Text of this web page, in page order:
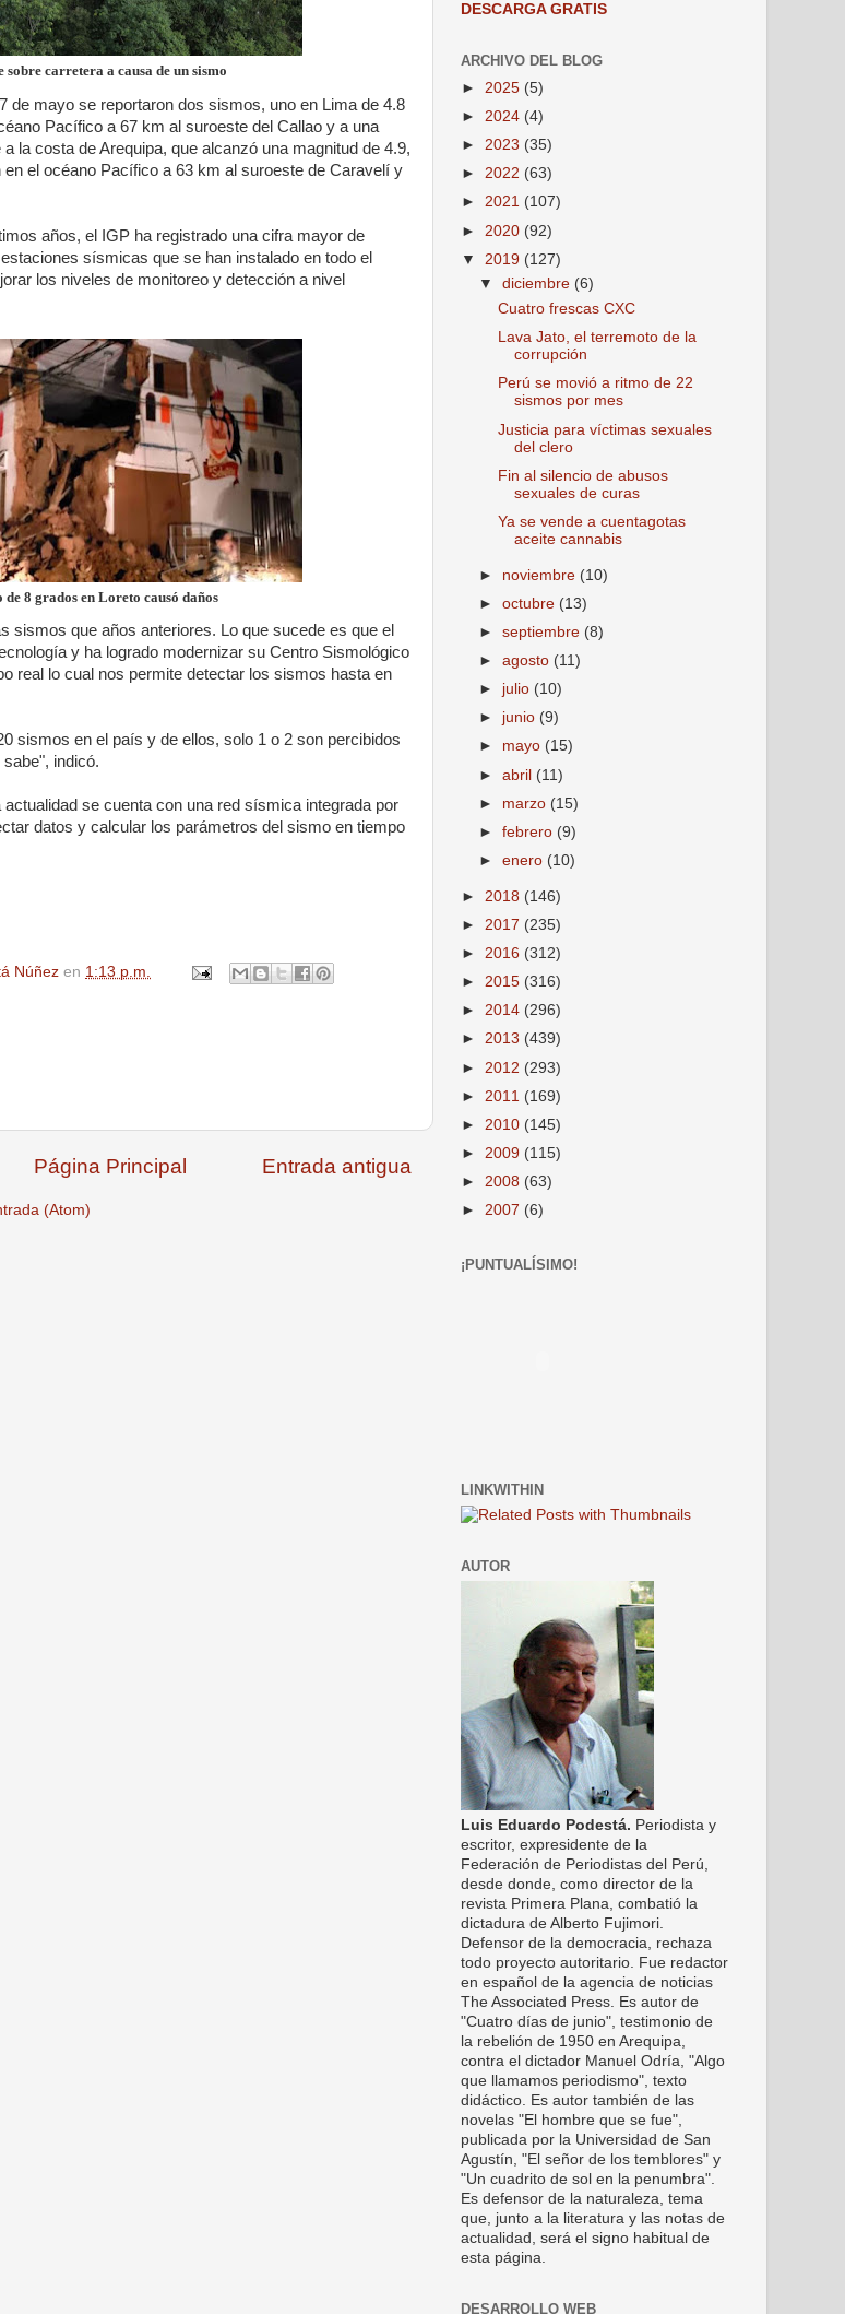
sobre carretera a causa de un sismo
de mayo se reportaron dos sismos, uno en Lima de 4.8
Pacífico a 67 km al suroeste del Callao y a una
la costa de Arequipa, que alcanzó una magnitud de 4.9,
el océano Pacífico a 63 km al suroeste de Caravelí y
años, el IGP ha registrado una cifra mayor de
sísmicas que se han instalado en todo el
los niveles de monitoreo y detección a nivel
de 8 grados en Loreto causó daños
sismos que años anteriores. Lo que sucede es que el
y ha logrado modernizar su Centro Sismológico
real lo cual nos permite detectar los sismos hasta en
sismos en el país y de ellos, solo 1 o 2 son percibidos
indicó.
se cuenta con una red sísmica integrada por
datos y calcular los parámetros del sismo en tiempo
Núñez en 1:13 p.m.
Entrada antigua
Página Principal
(Atom)
DESCARGA GRATIS
ARCHIVO DEL BLOG
► 2025 (5)
► 2024 (4)
► 2023 (35)
► 2022 (63)
► 2021 (107)
► 2020 (92)
▼ 2019 (127)
▼diciembre (6)
Cuatro frescas CXC
Lava Jato, el terremoto de la
corrupción
Perú se movió a ritmo de 22
sismos por mes
Justicia para víctimas sexuales
del clero
Fin al silencio de abusos
sexuales de curas
Ya se vende a cuentagotas
aceite cannabis
► noviembre (10)
►octubre (13)
►septiembre (8)
►agosto (11)
► julio (10)
► junio (9)
► mayo (15)
►abril (11)
► marzo (15)
►febrero (9)
►enero (10)
► 2018 (146)
► 2017 (235)
► 2016 (312)
► 2015 (316)
► 2014 (296)
► 2013 (439)
► 2012 (293)
► 2011 (169)
► 2010 (145)
► 2009 (115)
► 2008 (63)
► 2007 (6)
¡PUNTUALÍSIMO!
LINKWITHIN
AUTOR
Luis Eduardo Podestá. Periodista y
escritor, expresidente de la
Federación de Periodistas del Perú,
desde donde, como director de la
revista Primera Plana, combatió la
dictadura de Alberto Fujimori.
Defensor de la democracia, rechaza
todo proyecto autoritario. Fue redactor
en español de la agencia de noticias
The Associated Press. Es autor de
"Cuatro días de junio", testimonio de
la rebelión de 1950 en Arequipa,
contra el dictador Manuel Odría, "Algo
que llamamos periodismo", texto
didáctico. Es autor también de las
novelas "El hombre que se fue",
publicada por la Universidad de San
Agustín, "El señor de los temblores" y
"Un cuadrito de sol en la penumbra".
Es defensor de la naturaleza, tema
que, junto a la literatura y las notas de
actualidad, será el signo habitual de
esta página.
DESARROLLO WEB